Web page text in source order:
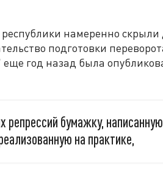
намеренно скрыли
подготовки
год назад была
репрессий бумажку, написанную
на практике,